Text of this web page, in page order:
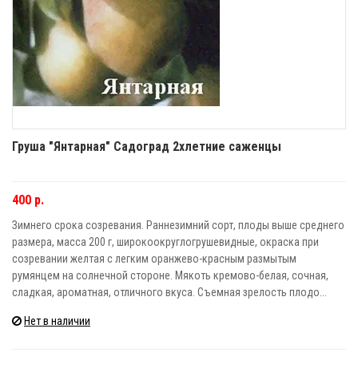
Груша "Янтарная" Садоград 2хлетние саженцы
400 р.
Зимнего срока созревания. Раннезимний сорт, плоды выше среднего
размера, масса 200 г, широкоокруглогрушевидные, окраска при
созревании желтая с легким оранжево-красным размытым
румянцем на солнечной стороне. Мякоть кремово-белая, сочная,
сладкая, ароматная, отличного вкуса. Съемная зрелость плодо...
Нет в наличии